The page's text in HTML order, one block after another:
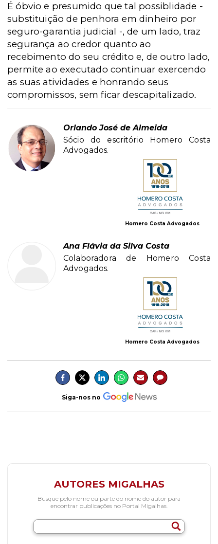
É óbvio e presumido que tal possiblidade -
substituição de penhora em dinheiro por
seguro-garantia judicial -, de um lado, traz
segurança ao credor quanto ao
recebimento do seu crédito e, de outro lado,
permite ao executado continuar exercendo
as suas atividades e honrando seus
compromissos, sem ficar descapitalizado.
Orlando José de Almeida
Sócio do escritório Homero Costa
Advogados.
Homero Costa Advogados
Ana Flávia da Silva Costa
Colaboradora de Homero Costa
Advogados.
Homero Costa Advogados
Siga-nos no
AUTORES MIGALHAS
Busque pelo nome ou parte do nome do autor para
encontrar publicações no Portal Migalhas.